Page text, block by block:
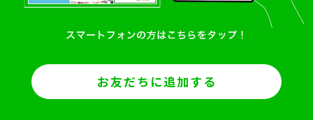
お友だちに追加する